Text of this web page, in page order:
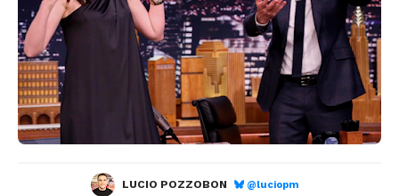
LUCIO POZZOBON @luciopm